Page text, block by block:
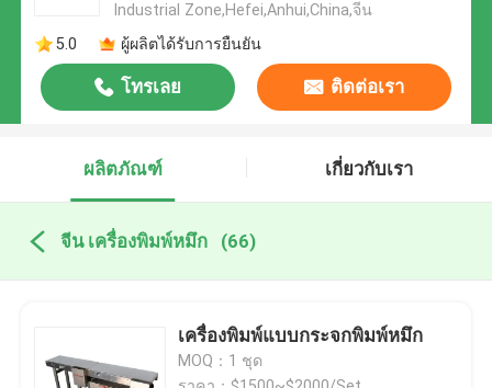
Industrial Zone,Hefei,Anhui,China,จีน
5.0
ผู้ผลิตได้รับการยืนยัน
โทรเลย ติดต่อเรา
ผลิตภัณฑ์ เกี่ยวกับเรา
จีน เครื่องพิมพ์หมึก (66)
เครื่องพิมพ์แบบกระจกพิมพ์หมึก
MOQ：1 ชุด